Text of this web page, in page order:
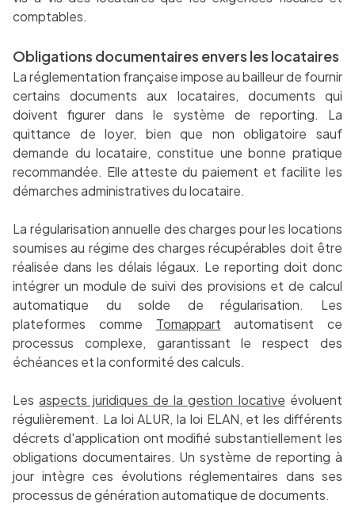
comptables.
Obligations documentaires envers les locataires
La réglementation française impose au bailleur de fournir
certains documents aux locataires, documents qui
doivent figurer dans le système de reporting. La
quittance de loyer, bien que non obligatoire sauf
demande du locataire, constitue une bonne pratique
recommandée. Elle atteste du paiement et facilite les
démarches administratives du locataire.
La régularisation annuelle des charges pour les locations
soumises au régime des charges récupérables doit être
réalisée dans les délais légaux. Le reporting doit donc
intégrer un module de suivi des provisions et de calcul
automatique du solde de régularisation. Les
plateformes comme Tomappart automatisent ce
processus complexe, garantissant le respect des
échéances et la conformité des calculs.
Lesaspects juridiques de la gestion locative évoluent
régulièrement. La loi ALUR, la loi ELAN, et les différents
décrets d'application ont modifié substantiellement les
obligations documentaires. Un système de reporting à
jour intègre ces évolutions réglementaires dans ses
processus de génération automatique de documents.